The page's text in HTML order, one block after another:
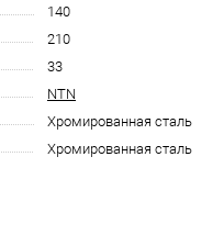
140
210
33
NTN
Хромированная сталь
Хромированная сталь